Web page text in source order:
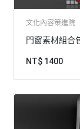
文化內容策進院
門窗素材組合
NT$ 1400